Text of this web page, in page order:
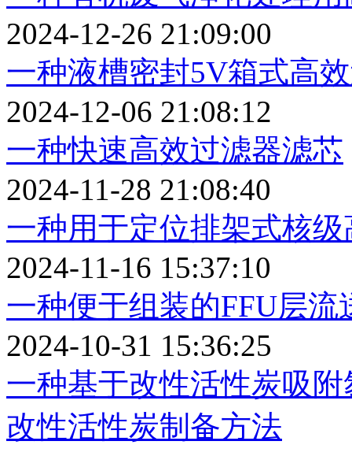
2024-12-26 21:09:00
一种液槽密封5V箱式高
2024-12-06 21:08:12
一种快速高效过滤器滤芯
2024-11-28 21:08:40
一种用于定位排架式核
2024-11-16 15:37:10
一种便于组装的FFU层流
2024-10-31 15:36:25
一种基于改性活性炭吸
改性活性炭制备方法